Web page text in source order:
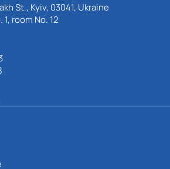
St., Kyiv, 03041, Ukraine
room No. 12